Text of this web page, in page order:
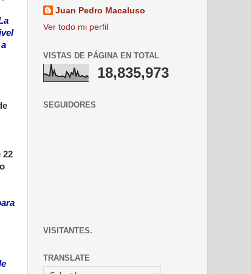
22
Juan Pedro Macaluso
Ver todo mi perfil
VISTAS DE PÁGINA EN TOTAL
18,835,973
SEGUIDORES
VISITANTES.
TRANSLATE